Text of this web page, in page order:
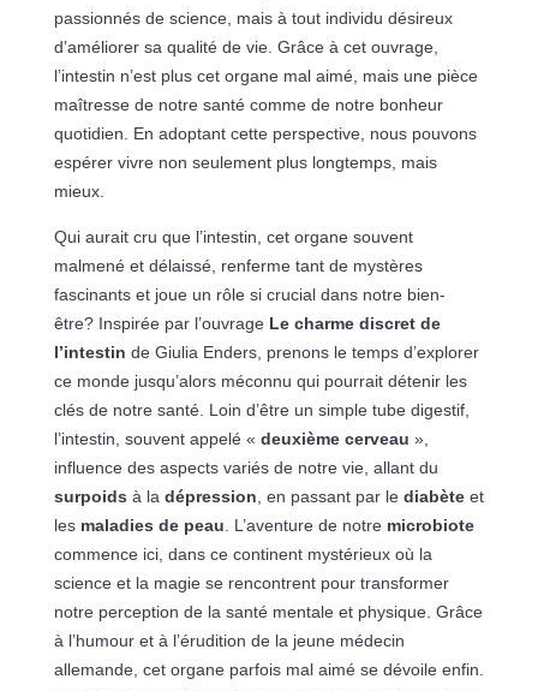
passionnés de science, mais à tout individu désireux
d’améliorer sa qualité de vie. Grâce à cet ouvrage,
l’intestin n’est plus cet organe mal aimé, mais une pièce
maîtresse de notre santé comme de notre bonheur
quotidien. En adoptant cette perspective, nous pouvons
espérer vivre non seulement plus longtemps, mais
mieux.
Qui aurait cru que l’intestin, cet organe souvent
malmené et délaissé, renferme tant de mystères
fascinants et joue un rôle si crucial dans notre bien-
être? Inspirée par l’ouvrage Le charme discret de
l’intestin de Giulia Enders, prenons le temps d’explorer
ce monde jusqu’alors méconnu qui pourrait détenir les
clés de notre santé. Loin d’être un simple tube digestif,
l’intestin, souvent appelé « deuxième cerveau »,
influence des aspects variés de notre vie, allant du
surpoids à la dépression , en passant par le diabèteet
les maladies de peau . L’aventure de notre microbiote
commence ici, dans ce continent mystérieux où la
science et la magie se rencontrent pour transformer
notre perception de la santé mentale et physique. Grâce
à l’humour et à l’érudition de la jeune médecin
allemande, cet organe parfois mal aimé se dévoile enfin.